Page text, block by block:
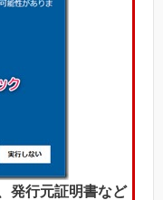
発行元証明書など